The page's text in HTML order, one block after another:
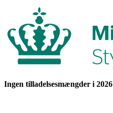
Ingen tilladelsesmængder i 2026